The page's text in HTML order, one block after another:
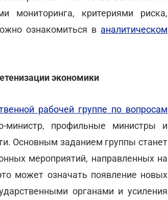
мониторинга, критериями риска,
ознакомиться в аналитическом
экономики
рабочей группе по вопросам
профильные министры и
Основным заданием группы станет
мероприятий, направленных на
может означать появление новых
органами и усиления